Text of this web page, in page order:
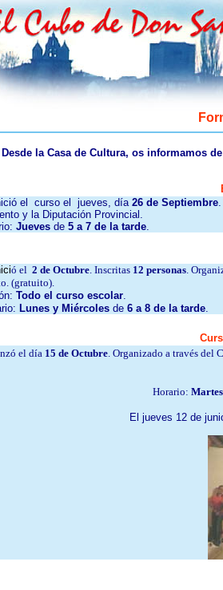
Desde la Casa de Cultura, os informamos
el curso el jueves, día 26 de Septiembre
y la Diputación Provincial.
Jueves de 5 a 7 de la tarde.
ó el 2 de Octubre. Inscritas 12 personas.
(gratuito).
Todo el curso escolar.
Lunes y Miércoles de 6 a 8 de la tarde.
el día 15 de Octubre. Organizado a través del
Horario:
El jueves 12 de